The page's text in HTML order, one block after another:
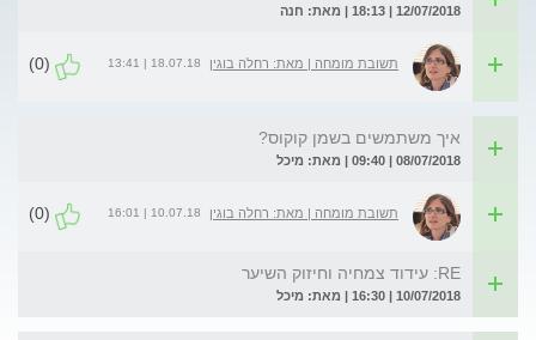
12/07/2018 | 18:13 | מאת: חנה
תשובת מומחה | מאת: רחלה בוגין 18.07.18 | 13:41
(0)
איך משתמשים בשמן קוקוס?
08/07/2018 | 09:40 | מאת: מיכל
תשובת מומחה | מאת: רחלה בוגין 10.07.18 | 16:01
(0)
RE: עידוד צמחיה וחיזוק השיער
10/07/2018 | 16:30 | מאת: מיכל